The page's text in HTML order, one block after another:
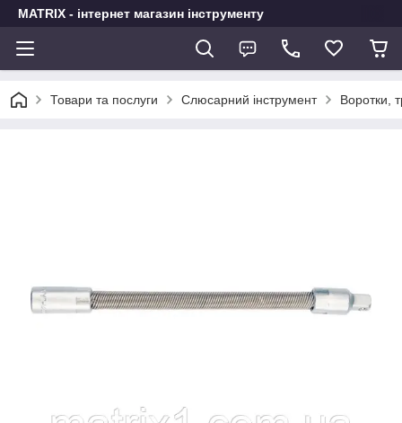
MATRIX - інтернет магазин інструменту
Товари та послуги Слюсарний інструмент Воротки,